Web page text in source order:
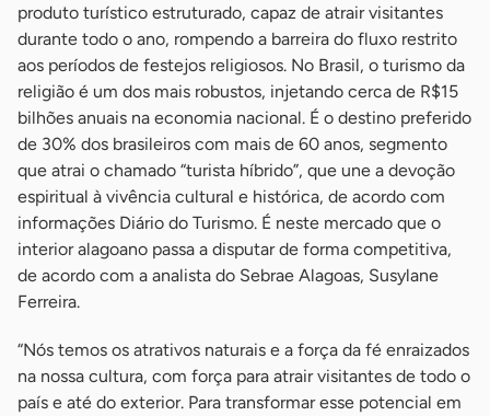
produto turístico estruturado, capaz de atrair visitantes
durante todo o ano, rompendo a barreira do fluxo restrito
aos períodos de festejos religiosos. No Brasil, o turismo da
religião é um dos mais robustos, injetando cerca de R$15
bilhões anuais na economia nacional. É o destino preferido
de 30% dos brasileiros com mais de 60 anos, segmento
que atrai o chamado “turista híbrido”, que une a devoção
espiritual à vivência cultural e histórica, de acordo com
informações Diário do Turismo. É neste mercado que o
interior alagoano passa a disputar de forma competitiva,
de acordo com a analista do Sebrae Alagoas, Susylane
Ferreira.
“Nós temos os atrativos naturais e a força da fé enraizados
na nossa cultura, com força para atrair visitantes de todo o
país e até do exterior. Para transformar esse potencial em